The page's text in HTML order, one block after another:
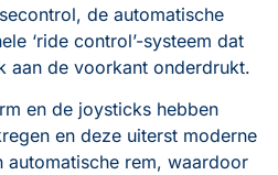
de automatische
‘ride control’-systeem dat
aan de voorkant onderdrukt.
en de joysticks hebben
en deze uiterst moderne
automatische rem, waardoor